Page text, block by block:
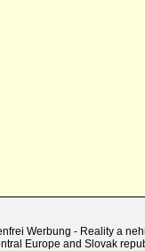
Werbung - Reality a
Europe and Slovak